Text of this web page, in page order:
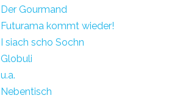
Der Gourmand
Futurama kommt wieder!
I siach scho Sochn
Globuli
u.a.
Nebentisch